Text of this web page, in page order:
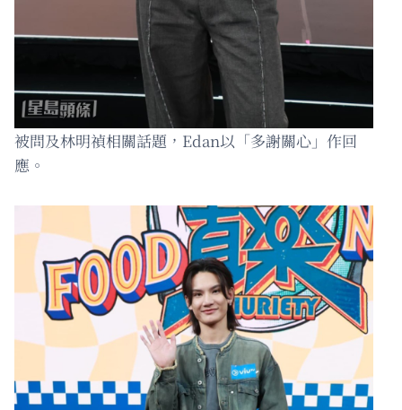
被問及林明禎相關話題，Edan以「多謝關心」作回
應。